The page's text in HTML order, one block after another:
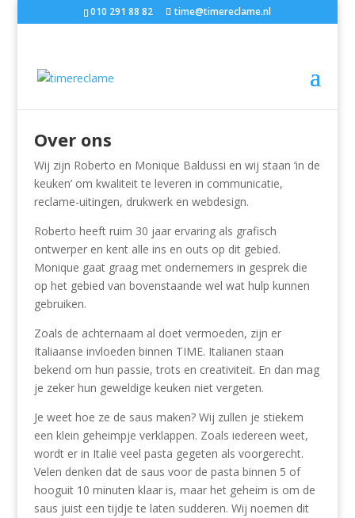
010 291 88 82 time@timereclame.nl
Over ons
Wij zijn Roberto en Monique Baldussi en wij staan ‘in de
keuken’ om kwaliteit te leveren in communicatie,
reclame-uitingen, drukwerk en webdesign.
Roberto heeft ruim 30 jaar ervaring als grafisch
ontwerper en kent alle ins en outs op dit gebied.
Monique gaat graag met ondernemers in gesprek die
op het gebied van bovenstaande wel wat hulp kunnen
gebruiken.
Zoals de achternaam al doet vermoeden, zijn er
Italiaanse invloeden binnen TIME. Italianen staan
bekend om hun passie, trots en creativiteit. En dan mag
je zeker hun geweldige keuken niet vergeten.
Je weet hoe ze de saus maken? Wij zullen je stiekem
een klein geheimpje verklappen. Zoals iedereen weet,
wordt er in Italië veel pasta gegeten als voorgerecht.
Velen denken dat de saus voor de pasta binnen 5 of
hooguit 10 minuten klaar is, maar het geheim is om de
saus juist een tijdje te laten sudderen. Wij noemen dit